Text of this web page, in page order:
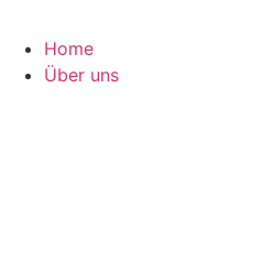
Home
Über uns